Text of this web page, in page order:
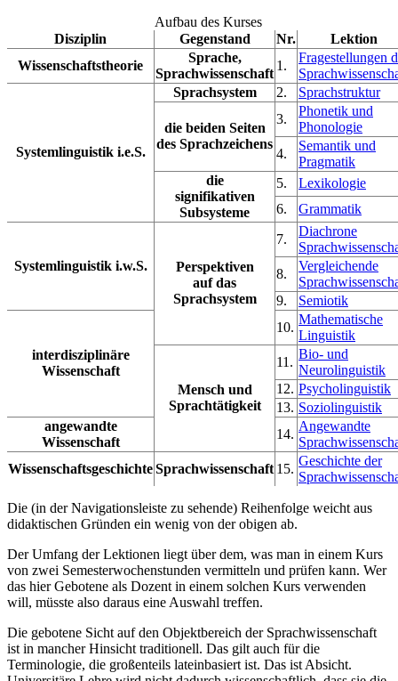
Aufbau des Kurses
Disziplin
Gegenstand Nr.
Lektion
Wissenschaftstheorie
Sprache,
Sprachwissenschaft
1.
Fragestellungen
Systemlinguistik i.e.S.
Sprachsystem 2. Sprachstruktur
die beiden Seiten
des Sprachzeichens
3.
Phonetik und
Phonologie
4.
Semantik und
Pragmatik
die
signifikativen
Subsysteme
5.
Lexikologie
6.
Grammatik
Systemlinguistik i.w.S.
Perspektiven
auf das
Sprachsystem
7.
Diachrone
8.
Vergleichende
9.
Semiotik
interdisziplinäre
Wissenschaft
10.
Mathematische
Linguistik
Mensch und
Sprachtätigkeit
11.
Bio- und
Neurolinguistik
12. Psycholinguistik
13. Soziolinguistik
angewandte
Wissenschaft
14.
Angewandte
WissenschaftsgeschichteSprachwissenschaft 15.
Geschichte der
Die (in der Navigationsleiste zu sehende) Reihenfolge weicht aus
didaktischen Gründen ein wenig von der obigen ab.
Der Umfang der Lektionen liegt über dem, was man in einem Kurs
von zwei Semesterwochenstunden vermitteln und prüfen kann. Wer
das hier Gebotene als Dozent in einem solchen Kurs verwenden
will, müsste also daraus eine Auswahl treffen.
Die gebotene Sicht auf den Objektbereich der Sprachwissenschaft
ist in mancher Hinsicht traditionell. Das gilt auch für die
Terminologie, die großenteils lateinbasiert ist. Das ist Absicht.